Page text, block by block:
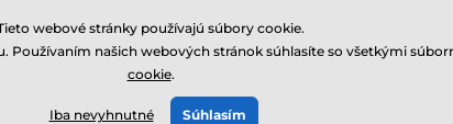
EUR
+421220255160
webové stránky používajú súbory cookie.
Používaním našich webových stránok súhlasíte so všetkými
cookie.
Iba nevyhnutné Súhlasím